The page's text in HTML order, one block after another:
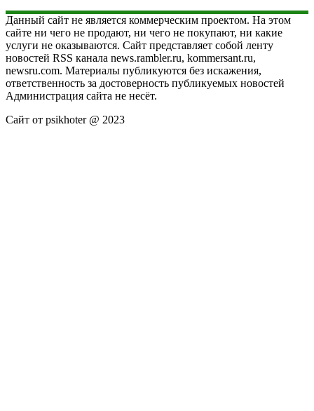
Данный сайт не является коммерческим проектом. На этом
сайте ни чего не продают, ни чего не покупают, ни какие
услуги не оказываются. Сайт представляет собой ленту
новостей RSS канала news.rambler.ru, kommersant.ru,
newsru.com. Материалы публикуются без искажения,
ответственность за достоверность публикуемых новостей
Администрация сайта не несёт.
Сайт от psikhoter @ 2023